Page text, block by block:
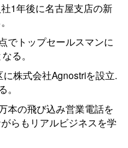
1年後に名古屋支店の新
でトップセールスマンに
る。
株式会社Agnostriを設立.
本の飛び込み営業電話を
らもリアルビジネスを学